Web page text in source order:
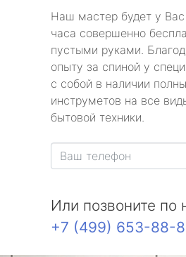
Наш мастер будет у Вас
часа совершенно
пустыми руками.
опыту за спиной у
с собой в наличии
инструметов на все
бытовой техники.
Или позвоните по
+7 (499) 653-88-